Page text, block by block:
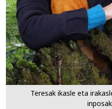
Teresak ikasle eta